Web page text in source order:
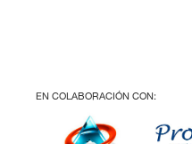
EN COLABORACIÓN CON: